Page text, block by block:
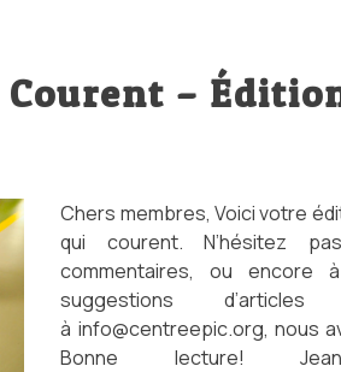
Courent –
Chers membres, Voici votre
qui courent. N’hésitez
commentaires, ou encore
suggestions
à info@centreepic.org, nous
Bonne lecture! Jean-